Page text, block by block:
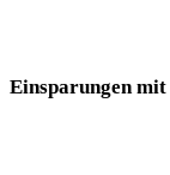
Einsparungen mit